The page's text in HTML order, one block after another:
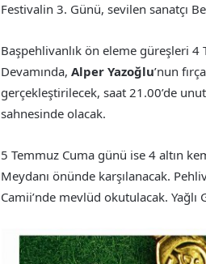
Festivalin 3. Günü, sevilen sanatçı
Başpehlivanlık ön eleme güreşleri 4
Devamında, Alper Yazoğlu’nun
gerçekleştirilecek, saat 21.00’de
sahnesinde olacak.
5 Temmuz Cuma günü ise 4 altın
Meydanı önünde karşılanacak.
Camii’nde mevlüd okutulacak. Yağlı